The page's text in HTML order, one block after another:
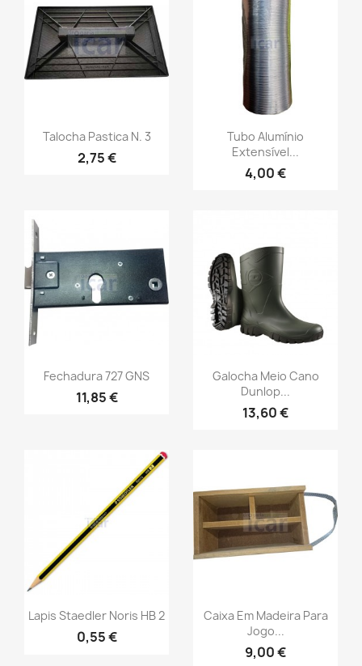
Talocha Pastica N. 3
2,75 €
Tubo Alumínio
Extensível...
4,00 €
Fechadura 727 GNS
11,85 €
Galocha Meio Cano
Dunlop...
13,60 €
Lapis Staedler Noris HB 2
0,55 €
Caixa Em Madeira Para
Jogo...
9,00 €